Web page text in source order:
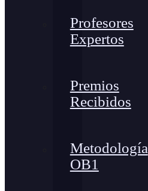
Profesores
Expertos
Premios
Recibidos
Metodología
OB1